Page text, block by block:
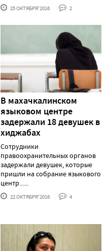
25 ОКТЯБРЯ'2016 2
В махачкалинском
языковом центре
задержали 18 девушек в
хиджабах
Сотрудники
правоохранительных органов
задержали девушек, которые
пришли на собрание языкового
центр......
22 ОКТЯБРЯ'2016 4